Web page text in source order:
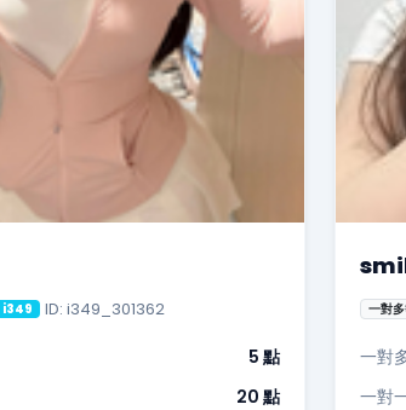
i349 ID: i349_301362
5 點
20 點
一對
一對
一對